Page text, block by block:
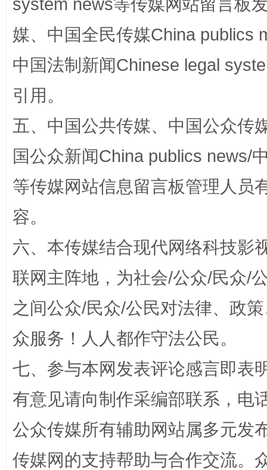
扯下公款旅游的“隐身衣” 如何以
system news等传媒网站留言板
媒、中国全民传媒China publics
中国法制新闻Chinese legal
引用。
五、中国公共传媒、中国公众传
国公众新闻China publics news/
等传媒网站信息留言板管理人员
容。
六、本传媒结合现代网络科技影
联网主阵地，为社会/公众/民众/
之间公众/民众/公民对法律、政
众服务！人人都作守法公民。
七、参与本网发表评论感言即表
有意见请向制作采编部联系，电
公众传媒所有辅助网站属多元发
传媒网的支持帮助与合作交流。